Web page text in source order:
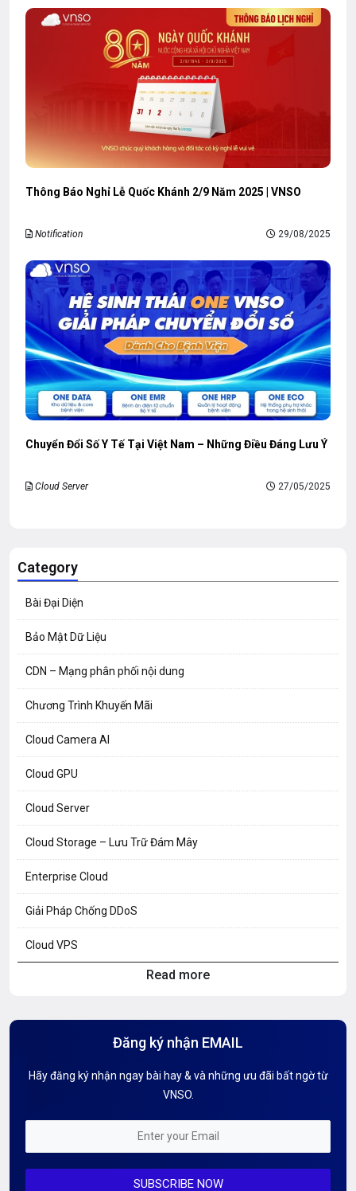
Thông Báo Nghỉ Lễ Quốc Khánh 2/9 Năm 2025 | VNSO
Notification 29/08/2025
Chuyển Đổi Số Y Tế Tại Việt Nam – Những Điều Đáng Lưu Ý
Cloud Server 27/05/2025
Category
Bài Đại Diện
Bảo Mật Dữ Liệu
CDN – Mạng phân phối nội dung
Chương Trình Khuyến Mãi
Cloud Camera AI
Cloud GPU
Cloud Server
Cloud Storage – Lưu Trữ Đám Mây
Enterprise Cloud
Giải Pháp Chống DDoS
Cloud VPS
Hướng dẫn Tên miền
Kiến thức AI
Mỗi tuần 01 Server
Read more
Đăng ký nhận EMAIL
Hãy đăng ký nhận ngay bài hay & và những ưu đãi bất ngờ từ
VNSO.
SUBSCRIBE NOW